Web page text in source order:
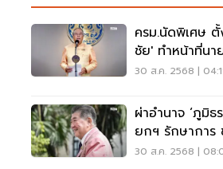
ครม.นัดพิเศษ
ชัย' ทำหน้าที่น
30 ส.ค. 2568 |
ผ่าอำนาจ ‘ภูมิธ
ยกฯ รักษากา
การเมือง
30 ส.ค. 2568 |